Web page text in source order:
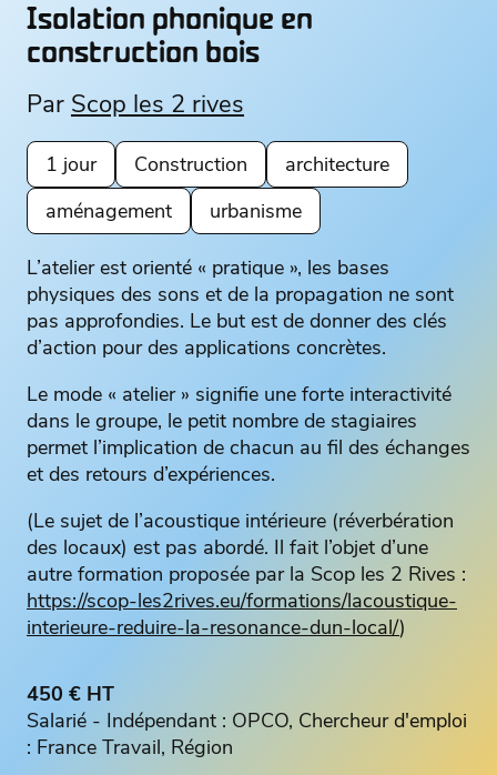
Isolation phonique en
construction bois
Par Scop les 2 rives
1 jour Construction
architecture
aménagement
urbanisme
L’atelier est orienté « pratique », les bases
physiques des sons et de la propagation ne sont
pas approfondies. Le but est de donner des clés
d’action pour des applications concrètes.
Le mode « atelier » signifie une forte interactivité
dans le groupe, le petit nombre de stagiaires
permet l’implication de chacun au fil des échanges
et des retours d’expériences.
(Le sujet de l’acoustique intérieure (réverbération
des locaux) est pas abordé. Il fait l’objet d’une
autre formation proposée par la Scop les 2 Rives :
https://scop-les2rives.eu/formations/lacoustique-
interieure-reduire-la-resonance-dun-local/)
450 € HT
Salarié - Indépendant : OPCO, Chercheur d'emploi
: France Travail, Région